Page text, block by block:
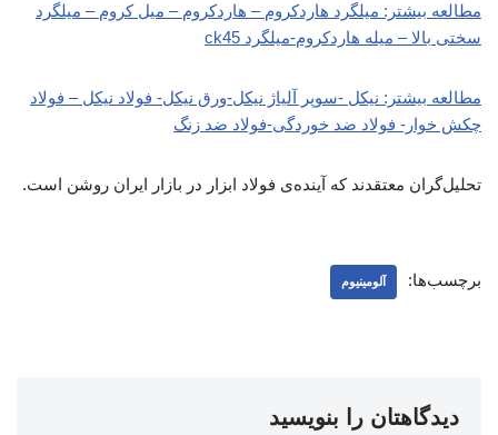
مطالعه بیشتر: میلگرد هاردکروم – هاردکروم – میل کروم – میلگرد
سختی بالا – میله هاردکروم-میلگرد ck45
مطالعه بیشتر: نیکل -سوپر آلیاژ نیکل-ورق نیکل- فولاد نیکل – فولاد
چکش خوار- فولاد ضد خوردگی-فولاد ضد زنگ
تحلیل‌گران معتقدند که آینده‌ی فولاد ابزار در بازار ایران روشن است.
برچسب‌ها: آلومینیوم
دیدگاهتان را بنویسید